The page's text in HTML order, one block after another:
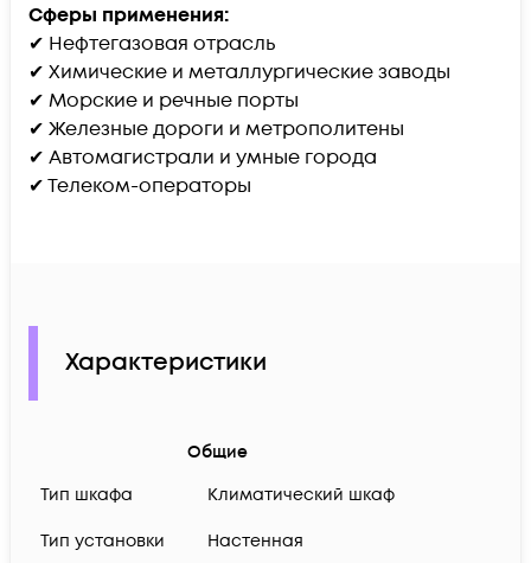
Cферы применения:
✔ Нефтегазовая отрасль
✔ Химические и металлургические заводы
✔ Морские и речные порты
✔ Железные дороги и метрополитены
✔ Автомагистрали и умные города
✔ Телеком-операторы
Характеристики
Общие
Тип шкафа
Климатический шкаф
Тип установки Настенная